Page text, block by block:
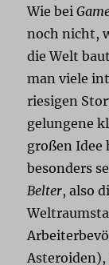
Wie bei
noch nicht,
die Welt
man viele
riesigen
gelungene
großen
besonders
Belter, also
Asteroiden),